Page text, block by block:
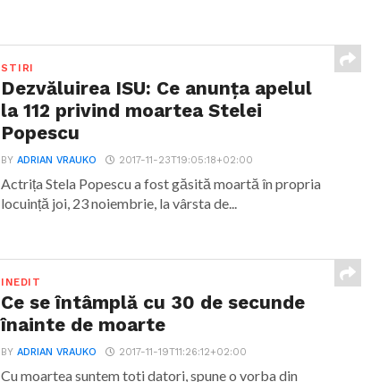
STIRI
Dezvăluirea ISU: Ce anunța apelul
la 112 privind moartea Stelei
Popescu
BYADRIAN VRAUKO 2017-11-23T19:05:18+02:00
Actrița Stela Popescu a fost găsită moartă în propria
locuință joi, 23 noiembrie, la vârsta de...
INEDIT
Ce se întâmplă cu 30 de secunde
înainte de moarte
BYADRIAN VRAUKO 2017-11-19T11:26:12+02:00
Cu moartea suntem toti datori, spune o vorba din